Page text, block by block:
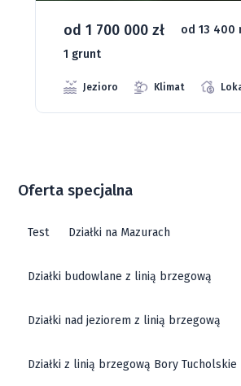
od 93 280 zł od 1075 m2
Oferta specjalna
Test Działki na Mazurach
Działki budowlane z linią brzegową
Działki nad jeziorem z linią brzegową
Działki z linią brzegową Bory Tucholskie